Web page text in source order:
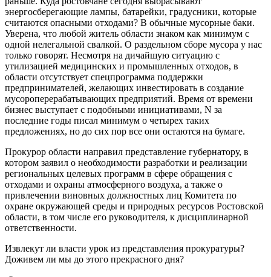
энергосберегающие лампы, батарейки, градусники, которые
считаются опасными отходами? В обычные мусорные баки.
Уверена, что любой житель области знаком как минимум с
одной нелегальной свалкой. О раздельном сборе мусора у нас
только говорят. Несмотря на дичайшую ситуацию с
утилизацией медицинских и промышленных отходов, в
области отсутствует спецпрограмма поддержки
предпринимателей, желающих инвестировать в создание
мусороперерабатывающих предприятий. Время от времени
бизнес выступает с подобными инициативами, N за
последние годы писал минимум о четырех таких
предложениях, но до сих пор все они остаются на бумаге.
Прокурор области направил представление губернатору, в
котором заявил о необходимости разработки и реализации
региональных целевых программ в сфере обращения с
отходами и охраны атмосферного воздуха, а также о
привлечении винов­ных должностных лиц Комитета по
охране окружающей среды и природных ресурсов Ростовской
облас­ти, в том числе его руководителя, к дисциплинарной
ответственности.
Извлекут ли власти урок из представления прокуратуры?
Доживем ли мы до этого прекрасного дня?